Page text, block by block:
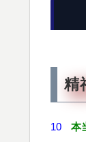
精
10 本